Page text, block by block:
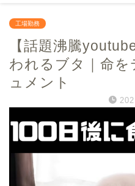
工場勤務
【話題沸騰
われるブタ｜命
ュメント